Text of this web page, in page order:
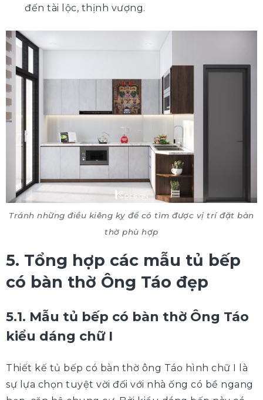
đến tài lộc, thịnh vượng.
Tránh những điều kiêng kỵ để có tìm được vị trí đặt bàn
thờ phù hợp
5. Tổng hợp các mẫu tủ bếp
có bàn thờ Ông Táo đẹp
5.1. Mẫu tủ bếp có bàn thờ Ông Táo
kiểu dáng chữ I
Thiết kế tủ bếp có bàn thờ ông Táo hình chữ I là
sự lựa chọn tuyệt vời đối với nhà ống có bề ngang